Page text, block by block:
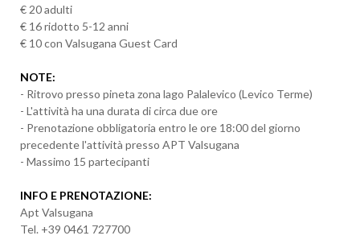
€ 20 adulti
€ 16 ridotto 5-12 anni
€ 10 con Valsugana Guest Card
NOTE:
- Ritrovo presso pineta zona lago Palalevico (Levico Terme)
- L'attività ha una durata di circa due ore
- Prenotazione obbligatoria entro le ore 18:00 del giorno
precedente l'attività presso APT Valsugana
- Massimo 15 partecipanti
INFO E PRENOTAZIONE:
Apt Valsugana
Tel. +39 0461 727700